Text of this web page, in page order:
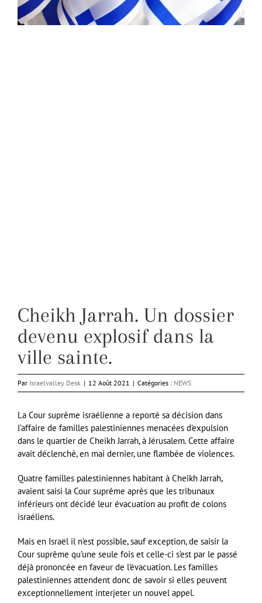
Cheikh Jarrah. Un dossier
devenu explosif dans la
ville sainte.
Par Israelvalley Desk | 12 Août 2021 | Catégories : NEWS
La Cour suprême israélienne a reporté sa décision dans
l’affaire de familles palestiniennes menacées d’expulsion
dans le quartier de Cheikh Jarrah, à Jérusalem. Cette affaire
avait déclenché, en mai dernier, une flambée de violences.
Quatre familles palestiniennes habitant à Cheikh Jarrah,
avaient saisi la Cour suprême après que les tribunaux
inférieurs ont décidé leur évacuation au profit de colons
israéliens.
Mais en Israël il n’est possible, sauf exception, de saisir la
Cour suprême qu’une seule fois et celle-ci s’est par le passé
déjà prononcée en faveur de l’évacuation. Les familles
palestiniennes attendent donc de savoir si elles peuvent
exceptionnellement interjeter un nouvel appel.